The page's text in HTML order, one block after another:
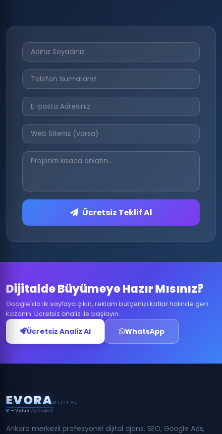
Ücretsiz Teklif Al
Dijitalde Büyümeye Hazır Mısınız?
Google'da ilk sayfaya çıkın, reklam bütçenizi katlar halinde geri
kazanın. Ücretsiz analiz ile başlayın.
Ücretsiz Analiz Al WhatsApp
EVORA DIJITAL
V — Value (İş Değeri)
Ankara merkezli profesyonel dijital ajans. SEO, Google Ads,